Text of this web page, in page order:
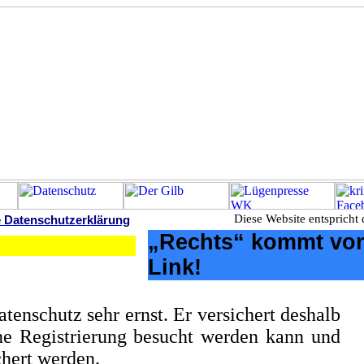
Datenschutzerklärung Diese Website
„Rechts“ kommt
Link!
sehr ernst. Er versichert deshalb
Registrierung besucht werden kann und
werden.